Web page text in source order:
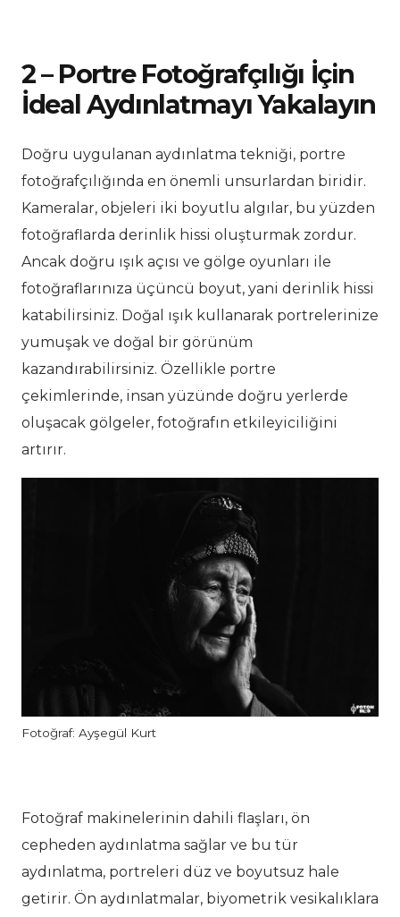
2 – Portre Fotoğrafçılığı İçin
İdeal Aydınlatmayı Yakalayın
Doğru uygulanan aydınlatma tekniği, portre
fotoğrafçılığında en önemli unsurlardan biridir.
Kameralar, objeleri iki boyutlu algılar, bu yüzden
fotoğraflarda derinlik hissi oluşturmak zordur.
Ancak doğru ışık açısı ve gölge oyunları ile
fotoğraflarınıza üçüncü boyut, yani derinlik hissi
katabilirsiniz. Doğal ışık kullanarak portrelerinize
yumuşak ve doğal bir görünüm
kazandırabilirsiniz. Özellikle portre
çekimlerinde, insan yüzünde doğru yerlerde
oluşacak gölgeler, fotoğrafın etkileyiciliğini
artırır.
Fotoğraf: Ayşegül Kurt
Fotoğraf makinelerinin dahili flaşları, ön
cepheden aydınlatma sağlar ve bu tür
aydınlatma, portreleri düz ve boyutsuz hale
getirir. Ön aydınlatmalar, biyometrik vesikalıklara